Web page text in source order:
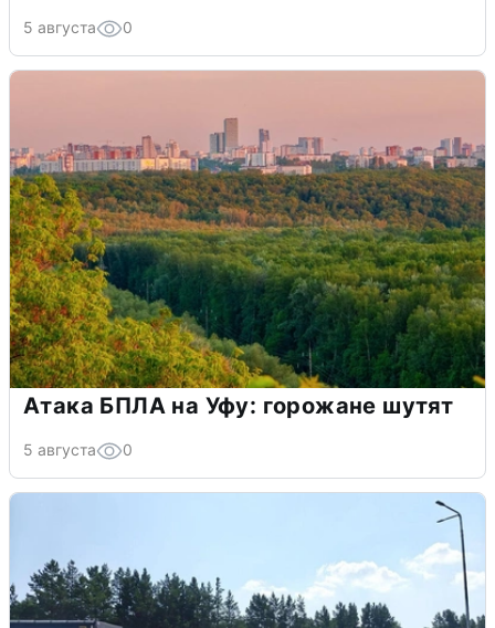
5 августа 0
Атака БПЛА на Уфу: горожане шутят
5 августа 0